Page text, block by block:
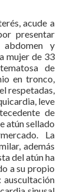
acude a
presentar
y
mujer de 33
de
en tronco,
respetadas,
leve
de
atún sellado
La
además
del atún ha
a su propio
auscultación